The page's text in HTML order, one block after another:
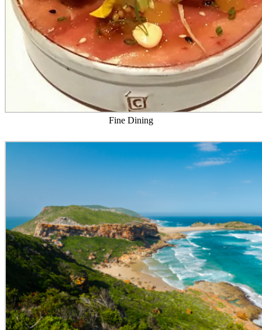
Fine Dining